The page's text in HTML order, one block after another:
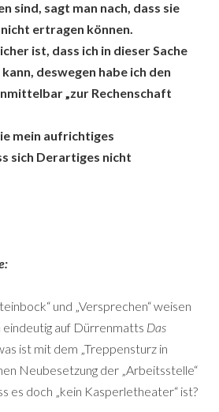
sind, sagt man nach, dass sie
ertragen können.
ist, dass ich in dieser Sache
deswegen habe ich den
„zur Rechenschaft
mein aufrichtiges
sich Derartiges nicht
und „Versprechen“ weisen
eindeutig auf Dürrenmatts Das
ist mit dem „Treppensturz in
Neubesetzung der „Arbeitsstelle“
es doch „kein Kasperletheater“ ist?